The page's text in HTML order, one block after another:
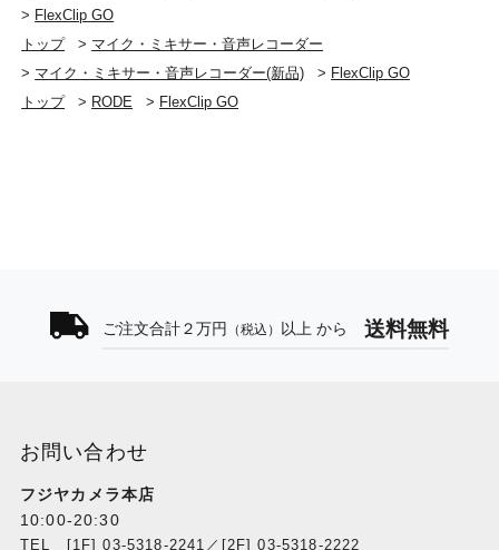
> FlexClip GO
トップ
> マイク・ミキサー・音声レコーダー
> マイク・ミキサー・音声レコーダー(新品) > FlexClip GO
トップ
> RODE > FlexClip GO
ご注文合計２万円 （税込） 以上 から 送料無料
お問い合わせ
フジヤカメラ本店
10:00-20:30
TEL [1F] 03-5318-2241／[2F] 03-5318-2222